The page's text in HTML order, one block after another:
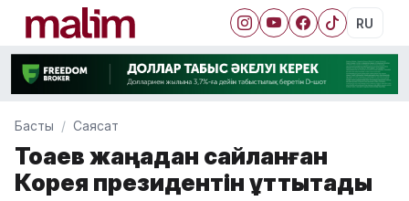
RU
Басты Саясат
Тоқаев жаңадан сайланған
Корея президентін құттықтады